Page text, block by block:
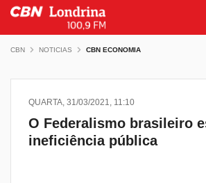
CBN NOTICIAS CBN ECONOMIA
QUARTA, 31/03/2021, 11:10
O Federalismo brasileiro
ineficiência pública